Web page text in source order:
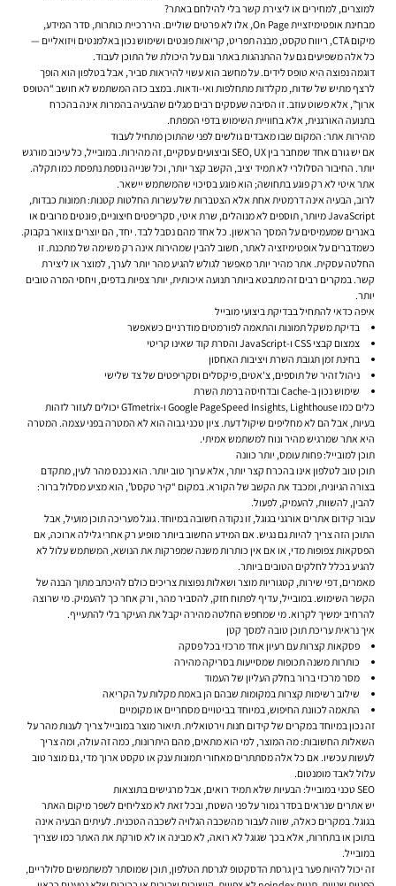
למוצרים, למחירים או ליצירת קשר בלי להילחם באתר?
מבחינת אופטימיזציית On Page, אלו לא פרטים שוליים. היררכיית כותרות, סדר המידע,
מיקום CTA, ריווח טקסט, מבנה תפריט, קריאות פונטים ושימוש נכון באלמנטים ויזואליים —
כל אלה משפיעים גם על ההתנהגות באתר וגם על היכולת של התוכן לעבוד.
דוגמה נפוצה היא טופס לידים. על מחשב הוא עשוי להיראות סביר, אבל בטלפון הוא הופך
לרצף מתיש של שדות, מקלדות מתחלפות ואי-ודאות. במצב כזה המשתמש לא חושב “הטופס
ארוך”, אלא פשוט עוזב. זו הסיבה שעסקים רבים מגלים שהבעיה בהמרות אינה בהכרח
בתנועה האורגנית, אלא בחוויית השימוש בדפי המפתח.
מהירות אתר: המקום שבו מאבדים גולשים לפני שהתוכן מתחיל לעבוד
אם יש גורם אחד שמחבר בין SEO, UX וביצועים עסקיים, זה מהירות. במובייל, כל עיכוב מורגש
יותר. החיבור הסלולרי לא תמיד יציב, הקשב קצר יותר, וכל שנייה נוספת נתפסת כמו תקלה.
אתר איטי לא רק פוגע בתחושה; הוא פוגע בסיכוי שהמשתמש יישאר.
לרוב, הבעיה אינה דרמטית אחת אלא הצטברות של עשרות החלטות קטנות: תמונות כבדות,
JavaScript מיותר, תוספים לא מנוהלים, שרת איטי, סקריפטים חיצוניים, פונטים מרובים או
באנרים שמעמיסים על המסך הראשון. כל אחד מהם נסבל לבד. יחד, הם יוצרים צוואר בקבוק.
כשמדברים על אופטימיזציה לאתר, חשוב להבין שמהירות אינה רק משימה של מתכנת. זו
החלטה עסקית. אתר מהיר יותר מאפשר לגולש להגיע מהר יותר לערך, למוצר או ליצירת
קשר. במקרים רבים זה מתבטא ביותר תנועה איכותית, יותר צפיות בדפים, ויחסי המרה טובים
יותר.
איפה כדאי להתחיל בבדיקת ביצועי מובייל
בדיקת משקל תמונות והתאמה לפורמטים מודרניים כשאפשר
צמצום קבצי CSS ו-JavaScript והסרת קוד שאינו קריטי
בחינת זמן תגובת השרת ויציבות האחסון
ניהול זהיר של תוספים, צ'אטים, פיקסלים וסקריפטים של צד שלישי
שימוש נכון ב-Cache ובדחיסה ברמת השרת
כלים כמו Google PageSpeed Insights, Lighthouse ו-GTmetrix יכולים לעזור לזהות
בעיות, אבל הם לא מחליפים שיקול דעת. ציון טכני גבוה הוא לא המטרה בפני עצמה. המטרה
היא אתר שמרגיש מהיר ונוח למשתמש אמיתי.
תוכן למובייל: פחות עומס, יותר כוונה
תוכן טוב לטלפון אינו בהכרח קצר יותר, אלא ערוך טוב יותר. הוא נכנס מהר לעין, מתקדם
בצורה הגיונית, ומכבד את הקשב של הקורא. במקום “קיר טקסט”, הוא מציע מסלול ברור:
להבין, להשוות, להעמיק, לפעול.
עבור קידום אתרים אורגני בגוגל, זו נקודה חשובה במיוחד. גוגל מעריכה תוכן מועיל, אבל
התוכן הזה צריך להיות גם נגיש. אם המידע החשוב ביותר מופיע רק אחרי גלילה ארוכה, אם
הפסקאות צפופות מדי, או אם אין כותרות משנה שמפרקות את הנושא, המשתמש עלול לא
להגיע בכלל לחלקים הטובים ביותר.
מאמרים, דפי שירות, קטגוריות מוצר ושאלות נפוצות צריכים כולם להיכתב מתוך הבנה של
הקשר השימוש. במובייל, עדיף לפתוח חזק, להסביר מהר, ורק אחר כך להעמיק. מי שרוצה
להרחיב ימשיך לקרוא. מי שמחפש החלטה מהירה יקבל את העיקר בלי להתעייף.
איך נראית עריכת תוכן טובה למסך קטן
פסקאות קצרות עם רעיון אחד מרכזי בכל פסקה
כותרות משנה תכופות שמסייעות בסריקה מהירה
מסר מרכזי ברור בחלק העליון של העמוד
שילוב רשימות קצרות במקומות שבהם הן באמת מקלות על הקריאה
התאמה לכוונת החיפוש, במיוחד בביטויים מסחריים או מקומיים
זה נכון במיוחד במקרים של קידום חנות וירטואלית. תיאור מוצר במובייל צריך לענות מהר על
השאלות החשובות: מה המוצר, למי הוא מתאים, מהם היתרונות, כמה זה עולה, ומה צריך
לעשות עכשיו. אם כל אלה מסתתרים מאחורי תמונות ענק או טקסט ארוך מדי, גם מוצר טוב
עלול לאבד מומנטום.
SEO טכני במובייל: הבעיות שלא תמיד רואים, אבל מרגישים בתוצאות
יש אתרים שנראים בסדר גמור על פני השטח, ובכל זאת לא מצליחים לשפר מיקום האתר
בגוגל. במקרים כאלה, שווה לעבור מהשכבה הגלויה לשכבה הטכנית. לעיתים הבעיה אינה
בתוכן או בתחרות, אלא בכך שגוגל לא רואה, לא מבינה או לא סורקת את האתר כמו שצריך
במובייל.
זה יכול להיות פער בין גרסת הדסקטופ לגרסת הטלפון, תוכן שמוסתר למשתמשים סלולריים,